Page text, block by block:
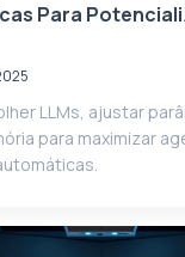
Para
LLMs, ajustar
para maximizar